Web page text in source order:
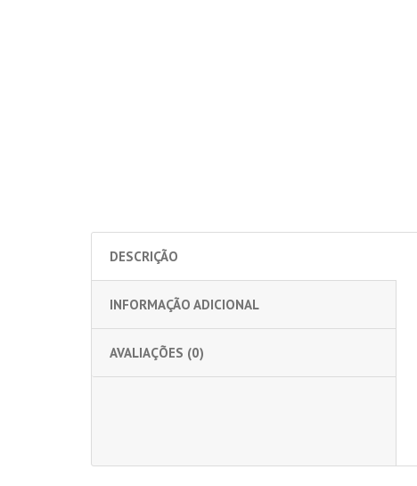
DESCRIÇÃO
INFORMAÇÃO ADICIONAL
AVALIAÇÕES (0)